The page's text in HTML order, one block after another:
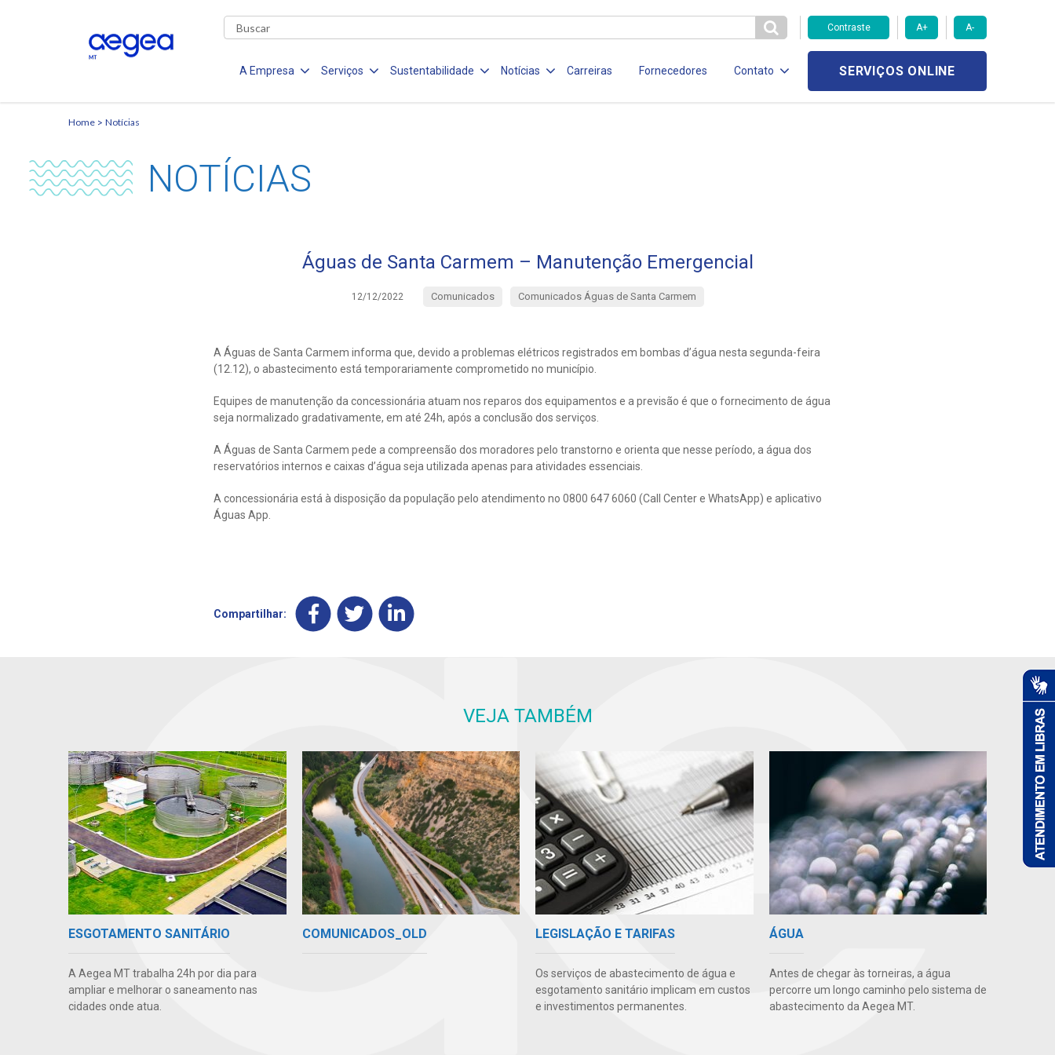
Contraste A+ A-
A Empresa Serviços Sustentabilidade Notícias Carreiras Fornecedores Contato SERVIÇOS ONLINE
Home Notícias
NOTÍCIAS
Águas de Santa Carmem – Manutenção Emergencial
12/12/2022 Comunicados Comunicados Águas de Santa Carmem
A Águas de Santa Carmem informa que, devido a problemas elétricos registrados em bombas d’água nesta segunda-feira
(12.12), o abastecimento está temporariamente comprometido no município.
Equipes de manutenção da concessionária atuam nos reparos dos equipamentos e a previsão é que o fornecimento de água
seja normalizado gradativamente, em até 24h, após a conclusão dos serviços.
A Águas de Santa Carmem pede a compreensão dos moradores pelo transtorno e orienta que nesse período, a água dos
reservatórios internos e caixas d’água seja utilizada apenas para atividades essenciais.
A concessionária está à disposição da população pelo atendimento no 0800 647 6060 (Call Center e WhatsApp) e aplicativo
Águas App.
Compartilhar:
VEJA TAMBÉM
ESGOTAMENTO SANITÁRIO
A Aegea MT trabalha 24h por dia para
ampliar e melhorar o saneamento nas
cidades onde atua.
COMUNICADOS_OLD LEGISLAÇÃO E TARIFAS
Os serviços de abastecimento de água e
esgotamento sanitário implicam em custos
e investimentos permanentes.
ÁGUA
Antes de chegar às torneiras, a água
percorre um longo caminho pelo sistema de
abastecimento da Aegea MT.